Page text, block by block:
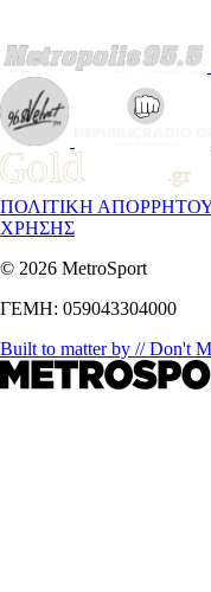
ΠΟΛΙΤΙΚΗ
ΧΡΗΣΗΣ
© 2026 MetroSport
ΓΕΜΗ: 059043304000
Built to matter by // Don't